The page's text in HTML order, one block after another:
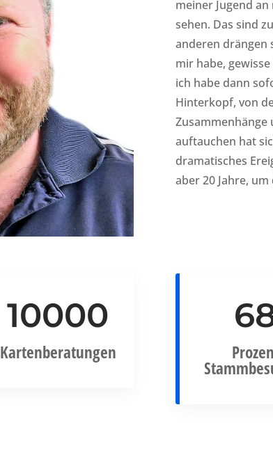
meiner Jugend
sehen. Das sind
anderen drängen
mir habe,
ich habe dann
Hinterkopf, von
auftauchen hat
dramatisches
aber 20 Jahre,
10000
Kartenberatungen